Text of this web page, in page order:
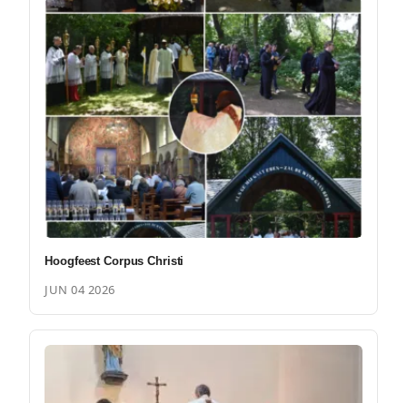
Hoogfeest Corpus Christi
JUN 04 2026